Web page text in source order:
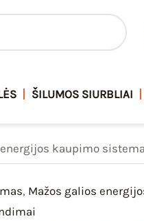
ŠILUMOS SIURBLIAI
energijos kaupimo sistema
, Mažos galios